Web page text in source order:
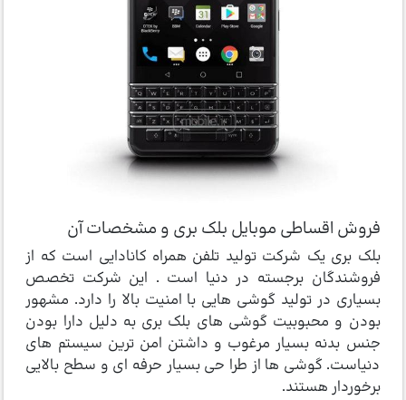
فروش اقساطی موبایل بلک بری و مشخصات آن
بلک بری یک شرکت تولید تلفن همراه کانادایی است که از
فروشندگان برجسته در دنیا است . این شرکت تخصص
بسیاری در تولید گوشی هایی با امنیت بالا را دارد. مشهور
بودن و محبوبیت گوشی های بلک بری به دلیل دارا بودن
جنس بدنه بسیار مرغوب و داشتن امن ترین سیستم های
دنیاست. گوشی ها از طرا حی بسیار حرفه ای و سطح بالایی
برخوردار هستند.